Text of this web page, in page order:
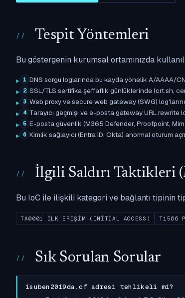
Tespit Yöntemleri
Bu göstergenin kurumsal ortamınızda
1 DNS sorgu loglarında bu kayda yönelik A/AAAA/
2 SSL/TLS sertifika şeffaflık günlüklerinde (crt.sh,
3 Web proxy ve secure web gateway (SWG)
4 Tarayıcı geçmişi ve e-posta gateway URL rewrite
5 E-posta güvenlik (M365 Defender, Proofpoint,
6 Kimlik sağlayıcı (Entra ID, Okta) anormal oturum
İlgili Saldırı Taktikleri
Bu IoC ile ilişkili kategori ve bağlantı tipinin
TA0001 İLK ERIŞIM (INITIAL ACCESS) T1566
Sık Sorulan Sorular
isuben2019da.cf adresi tehlikeli mi?